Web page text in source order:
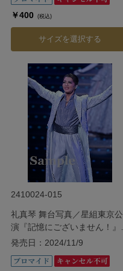
￥400 (税込)
サイズを選択する
2410024-015
礼真琴 舞台写真／星組東京公
演『記憶にございません！』
『Tiara Azul ―Destino―』
発売日：2024/11/9